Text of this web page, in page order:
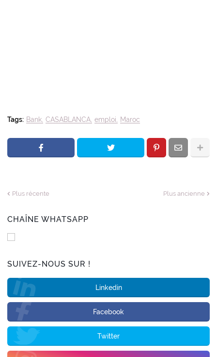
Tags: Bank CASABLANCA emploi Maroc
Plus récente Plus ancienne
CHAÎNE WHATSAPP
SUIVEZ-NOUS SUR !
Linkedin
Facebook
Twitter